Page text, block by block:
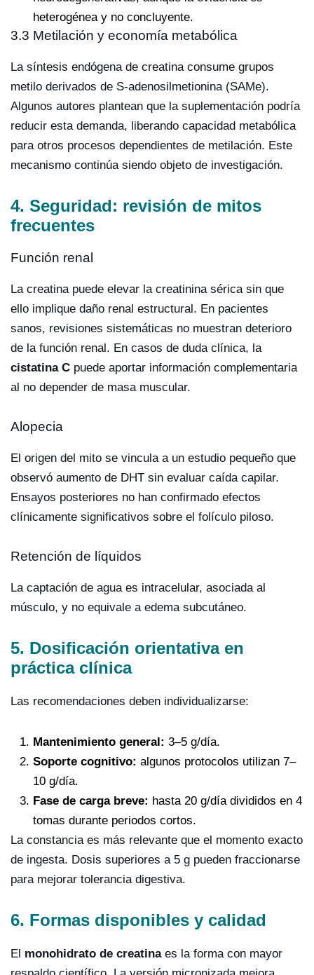
heterogénea y no concluyente.
3.3 Metilación y economía metabólica
La síntesis endógena de creatina consume grupos
metilo derivados de S-adenosilmetionina (SAMe).
Algunos autores plantean que la suplementación podría
reducir esta demanda, liberando capacidad metabólica
para otros procesos dependientes de metilación. Este
mecanismo continúa siendo objeto de investigación.
4. Seguridad: revisión de mitos
frecuentes
Función renal
La creatina puede elevar la creatinina sérica sin que
ello implique daño renal estructural. En pacientes
sanos, revisiones sistemáticas no muestran deterioro
de la función renal. En casos de duda clínica, la
cistatina C puede aportar información complementaria
al no depender de masa muscular.
Alopecia
El origen del mito se vincula a un estudio pequeño que
observó aumento de DHT sin evaluar caída capilar.
Ensayos posteriores no han confirmado efectos
clínicamente significativos sobre el folículo piloso.
Retención de líquidos
La captación de agua es intracelular, asociada al
músculo, y no equivale a edema subcutáneo.
5. Dosificación orientativa en
práctica clínica
Las recomendaciones deben individualizarse:
Mantenimiento general: 3–5 g/día.
Soporte cognitivo: algunos protocolos utilizan 7–
10 g/día.
Fase de carga breve: hasta 20 g/día divididos en 4
tomas durante periodos cortos.
La constancia es más relevante que el momento exacto
de ingesta. Dosis superiores a 5 g pueden fraccionarse
para mejorar tolerancia digestiva.
6. Formas disponibles y calidad
El monohidrato de creatinaes la forma con mayor